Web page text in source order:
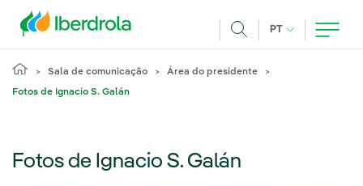
PT IDIOMA ATUAL,
Sala de comunicação Área do presidente
Fotos de Ignacio S. Galán
Fotos de Ignacio S. Galán